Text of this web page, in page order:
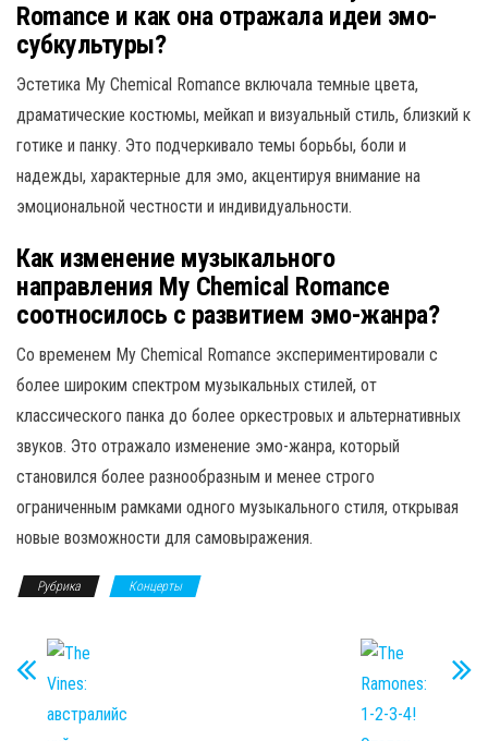
Romance и как она отражала идеи эмо-
субкультуры?
Эстетика My Chemical Romance включала темные цвета,
драматические костюмы, мейкап и визуальный стиль, близкий к
готике и панку. Это подчеркивало темы борьбы, боли и
надежды, характерные для эмо, акцентируя внимание на
эмоциональной честности и индивидуальности.
Как изменение музыкального
направления My Chemical Romance
соотносилось с развитием эмо-жанра?
Со временем My Chemical Romance экспериментировали с
более широким спектром музыкальных стилей, от
классического панка до более оркестровых и альтернативных
звуков. Это отражало изменение эмо-жанра, который
становился более разнообразным и менее строго
ограниченным рамками одного музыкального стиля, открывая
новые возможности для самовыражения.
Рубрика Концерты